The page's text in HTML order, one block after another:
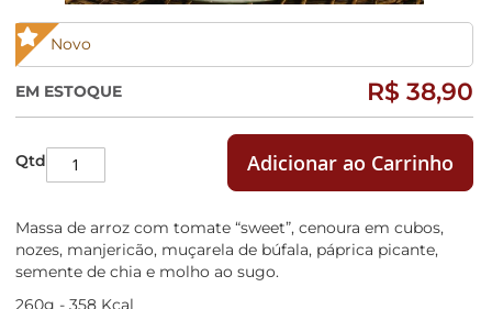
R$ 38,90
EM ESTOQUE
Qtd Adicionar ao Carrinho
Massa de arroz com tomate “sweet”, cenoura em cubos,
nozes, manjericão, muçarela de búfala, páprica picante,
semente de chia e molho ao sugo.
260g - 358 Kcal
Novo
Saltar
para
início
da
Galeria
de
imagens